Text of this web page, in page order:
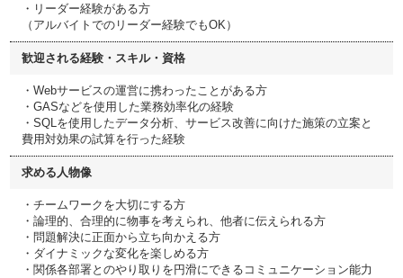
・リーダー経験がある方
（アルバイトでのリーダー経験でもOK）
歓迎される経験・スキル・資格
・Webサービスの運営に携わったことがある方
・GASなどを使用した業務効率化の経験
・SQLを使用したデータ分析、サービス改善に向けた施策の立案と
費用対効果の試算を行った経験
求める人物像
・チームワークを大切にする方
・論理的、合理的に物事を考えられ、他者に伝えられる方
・問題解決に正面から立ち向かえる方
・ダイナミックな変化を楽しめる方
・関係各部署とのやり取りを円滑にできるコミュニケーション能力